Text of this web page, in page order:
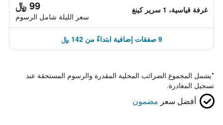
غرفة قياسية، 1 سرير كينغ 99 ﷼
سعر الليلة شامل الرسوم
9 صفقات إضافية ابتداءً من 142 ﷼
*يشمل المجموع الضرائب المحلية المقدرة والرسوم المستحقة عند
تسجيل المغادرة.
أفضل سعر مضمون